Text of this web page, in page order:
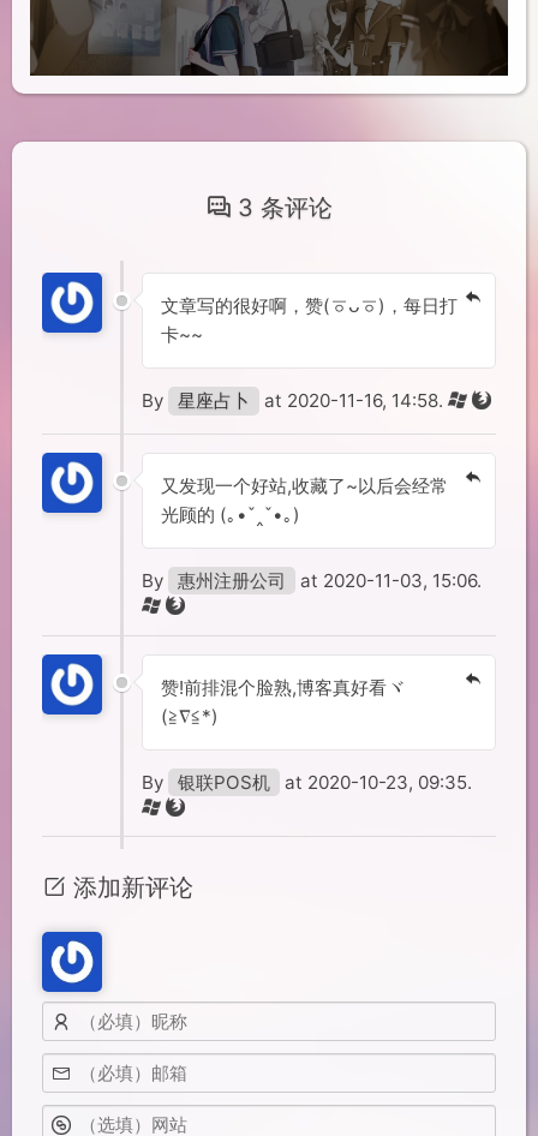
3 条评论
文章写的很好啊，赞(ㆆᴗㆆ)，每日打
卡~~
By 星座占卜 at 2020-11-16, 14:58.
又发现一个好站,收藏了~以后会经常
光顾的 (｡•ˇ‸ˇ•｡)
By 惠州注册公司 at 2020-11-03, 15:06.
赞!前排混个脸熟,博客真好看ヾ
(≧∇≦*)ゝ
By 银联POS机 at 2020-10-23, 09:35.
添加新评论